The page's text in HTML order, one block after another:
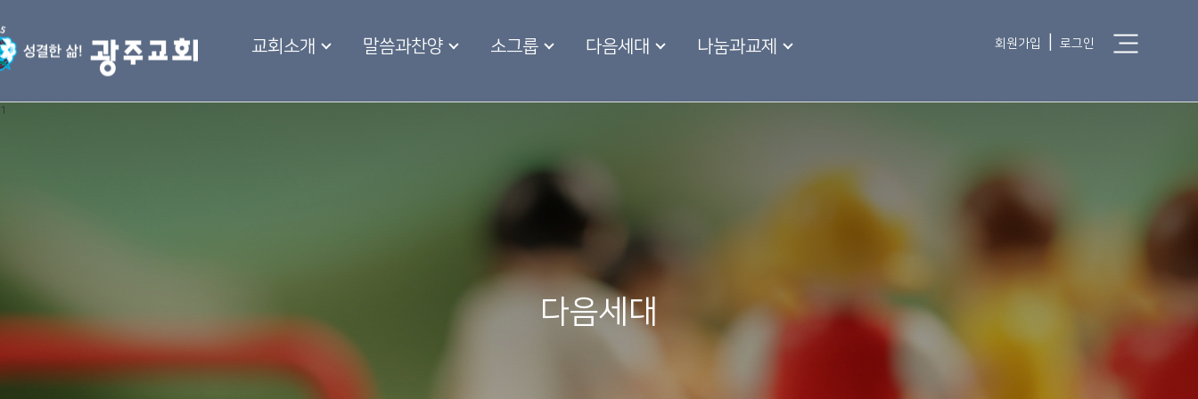
교회소개 말씀과찬양 소그룹 다음세대 나눔과교제 회원가입 로그인
1
다음세대